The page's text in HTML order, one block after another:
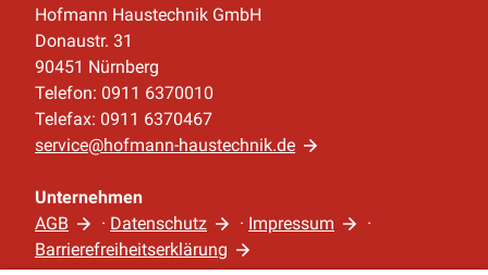
Hofmann Haustechnik GmbH
Donaustr. 31
90451 Nürnberg
Telefon: 0911 6370010
Telefax: 0911 6370467
service@hofmann-haustechnik.de
Unternehmen
AGB
· Datenschutz · Impressum
·
Barrierefreiheitserklärung